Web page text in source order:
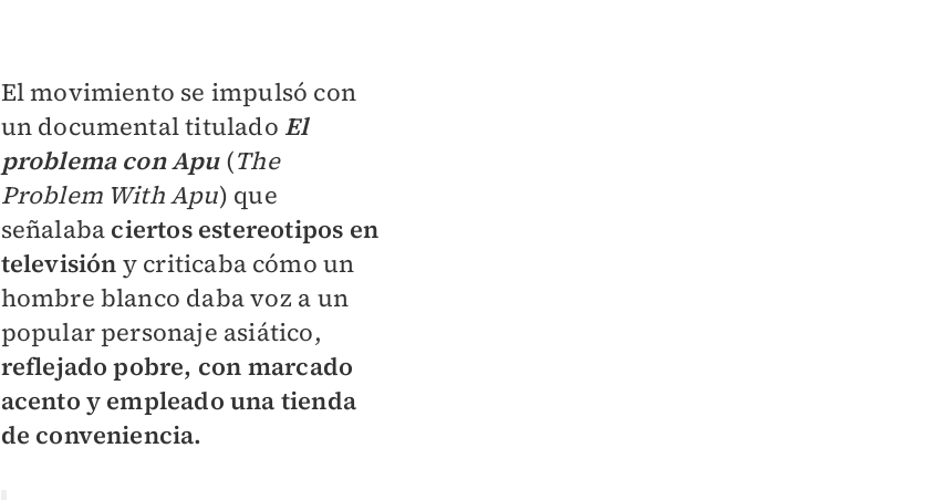
El movimiento se impulsó con
un documental titulado El
problema con Apu(The
Problem With Apu) que
señalaba ciertos estereotipos en
televisión y criticaba cómo un
hombre blanco daba voz a un
popular personaje asiático,
reflejado pobre, con marcado
acento y empleado una tienda
de conveniencia.